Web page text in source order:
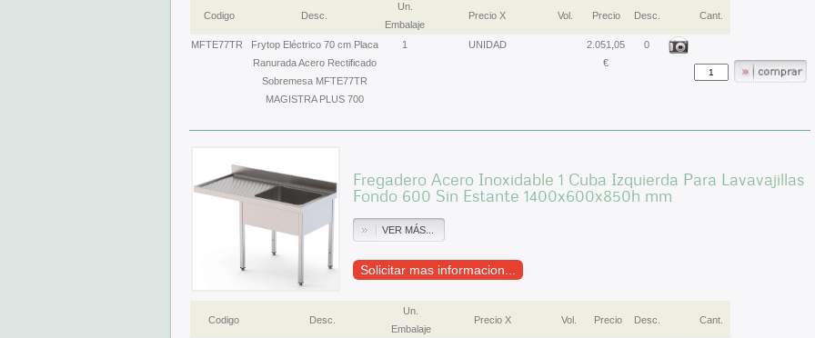
Codigo Desc.
Un.
Embalaje
Precio X Vol. Precio Desc. Cant.
MFTE77TR
Frytop Eléctrico 70 cm Placa
Ranurada Acero Rectificado
Sobremesa MFTE77TR
MAGISTRA PLUS 700
1 UNIDAD
2.051,05
€
0
Fregadero Acero Inoxidable 1 Cuba Izquierda Para Lavavajillas
Fondo 600 Sin Estante 1400x600x850h mm
VER MÁS...
Solicitar mas informacion...
Codigo Desc.
Un.
Embalaje
Precio X Vol. Precio Desc. Cant.